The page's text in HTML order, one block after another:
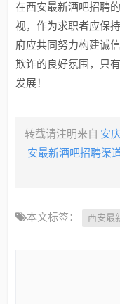
在西安最新酒吧招聘
视，作为求职者应保
府应共同努力构建诚
欺诈的良好氛围，只
发展！
转载请注明来自 安
安最新酒吧招聘渠
本文标签： 西安最